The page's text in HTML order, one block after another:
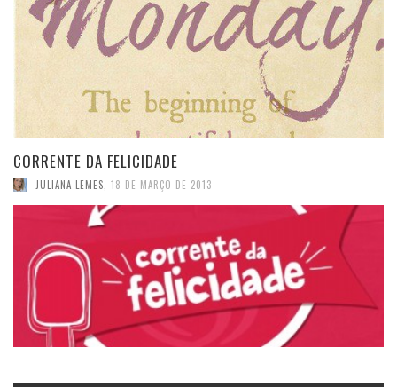
CORRENTE DA FELICIDADE
JULIANA LEMES 18 DE MARÇO DE 2013